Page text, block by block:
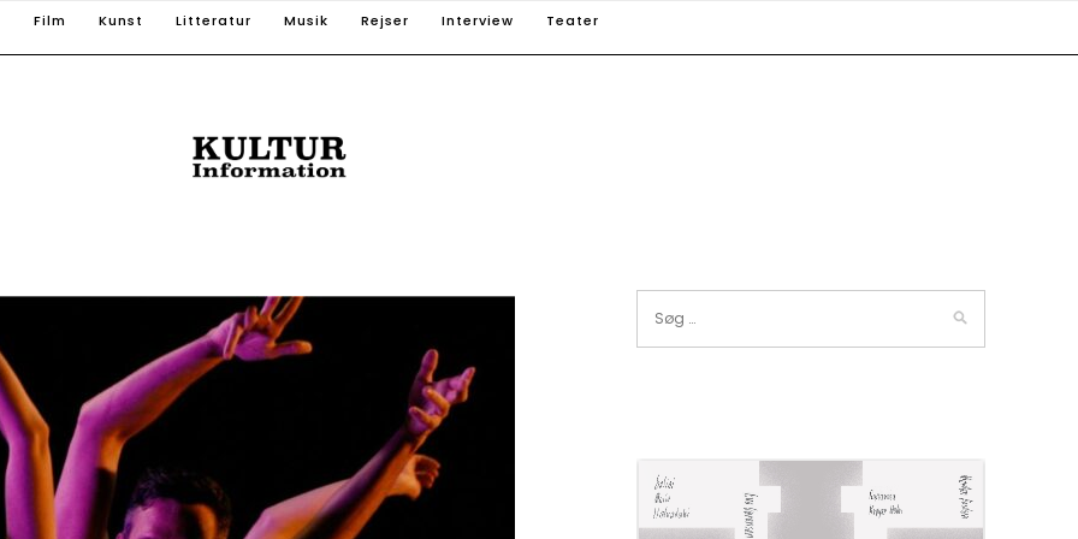
Film Kunst Litteratur Musik Rejser Interview Teater